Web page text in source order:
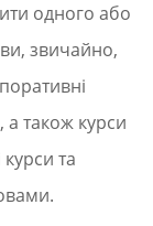
одного або
звичайно,
а також курси
та